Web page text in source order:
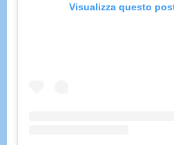
Visualizza questo